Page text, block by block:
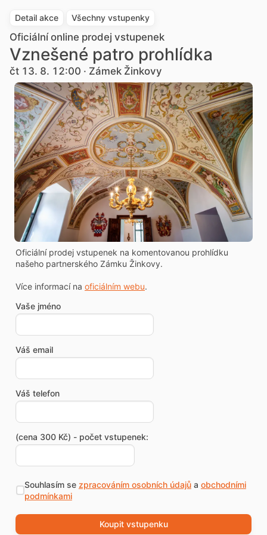
Detail akce Všechny vstupenky
Oficiální online prodej vstupenek
Vznešené patro prohlídka
čt 13. 8. 12:00 · Zámek Žinkovy
Oficiální prodej vstupenek na komentovanou prohlídku
našeho partnerského Zámku Žinkovy.
Více informací na oficiálním webu.
Vaše jméno
Váš email
Váš telefon
(cena 300 Kč) - počet vstupenek:
Souhlasím se zpracováním osobních údajůa obchodními
podmínkami
Koupit vstupenku